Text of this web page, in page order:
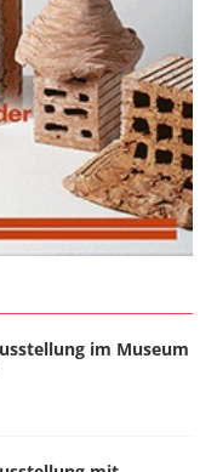
im Museum